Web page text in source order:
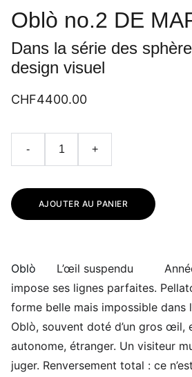
Oblò no.2 DE
Dans la série des
design visuel
CHF4400.00
- +
AJOUTER AU PANIER
Oblò L’œil suspendu
impose ses lignes parfaites.
forme belle mais impossible dans
Oblò, souvent doté d’un gros œil,
autonome, étranger. Un visiteur
juger. Renversement total : ce